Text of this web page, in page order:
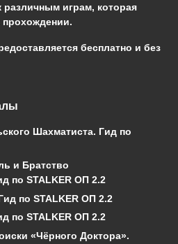
играм, которая
прохождении.
бесплатно и без
Шахматиста. Гид по
и Братство
по STALKER ОП 2.2
по STALKER ОП 2.2
по STALKER ОП 2.2
«Чёрного Доктора».